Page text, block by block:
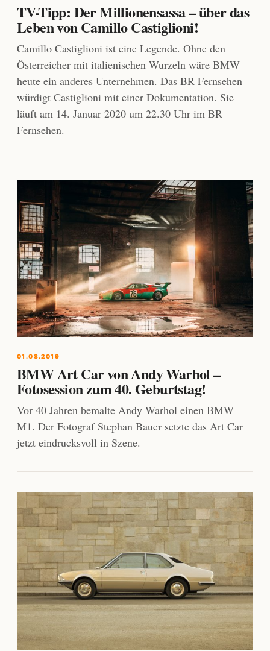
TV-Tipp: Der Millionensassa – über das
Leben von Camillo Castiglioni!
Camillo Castiglioni ist eine Legende. Ohne den
Österreicher mit italienischen Wurzeln wäre BMW
heute ein anderes Unternehmen. Das BR Fernsehen
würdigt Castiglioni mit einer Dokumentation. Sie
läuft am 14. Januar 2020 um 22.30 Uhr im BR
Fernsehen.
01.08.2019
BMW Art Car von Andy Warhol –
Fotosession zum 40. Geburtstag!
Vor 40 Jahren bemalte Andy Warhol einen BMW
M1. Der Fotograf Stephan Bauer setzte das Art Car
jetzt eindrucksvoll in Szene.